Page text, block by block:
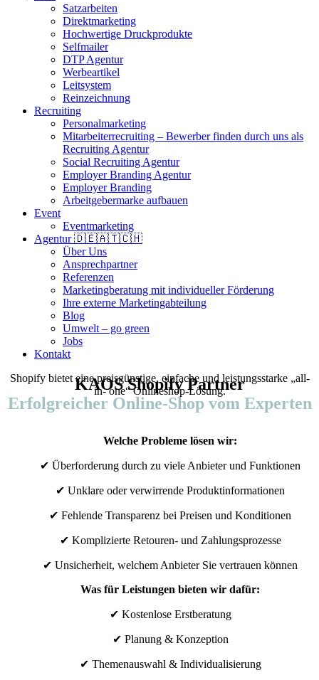
Satzarbeiten
Direktmarketing
Hochwertige Druckprodukte
Selfmailer
DTP Agentur
Werbeartikel
Leitsystem
Reinzeichnung
Recruiting
Personalmarketing
Mitarbeiterrecruiting – Bewerber finden durch uns als
Recruiting Agentur
Social Recruiting Agentur
Employer Branding Agentur
Employer Branding
Arbeitgebermarke aufbauen
Event
Eventmarketing
Agentur 🇩🇪🇦🇹🇨🇭
Über Uns
Ansprechpartner
Referenzen
Marketingberatung mit individueller Förderung
Ihre externe Marketingabteilung
Blog
Umwelt – go green
Jobs
Kontakt
KAOS Shopify Partner
Erfolgreicher Online-Shop vom Experten
Shopify bietet eine preisgünstige, einfache und leistungsstarke „all-
in- one“ Onlineshop-Lösung.
Welche Probleme lösen wir:
✔ Überforderung durch zu viele Anbieter und Funktionen
✔ Unklare oder verwirrende Produktinformationen
✔ Fehlende Transparenz bei Preisen und Konditionen
✔ Komplizierte Retouren- und Zahlungsprozesse
✔ Unsicherheit, welchem Anbieter Sie vertrauen können
Was für Leistungen bieten wir dafür:
✔ Kostenlose Erstberatung
✔ Planung & Konzeption
✔ Themenauswahl & Individualisierung